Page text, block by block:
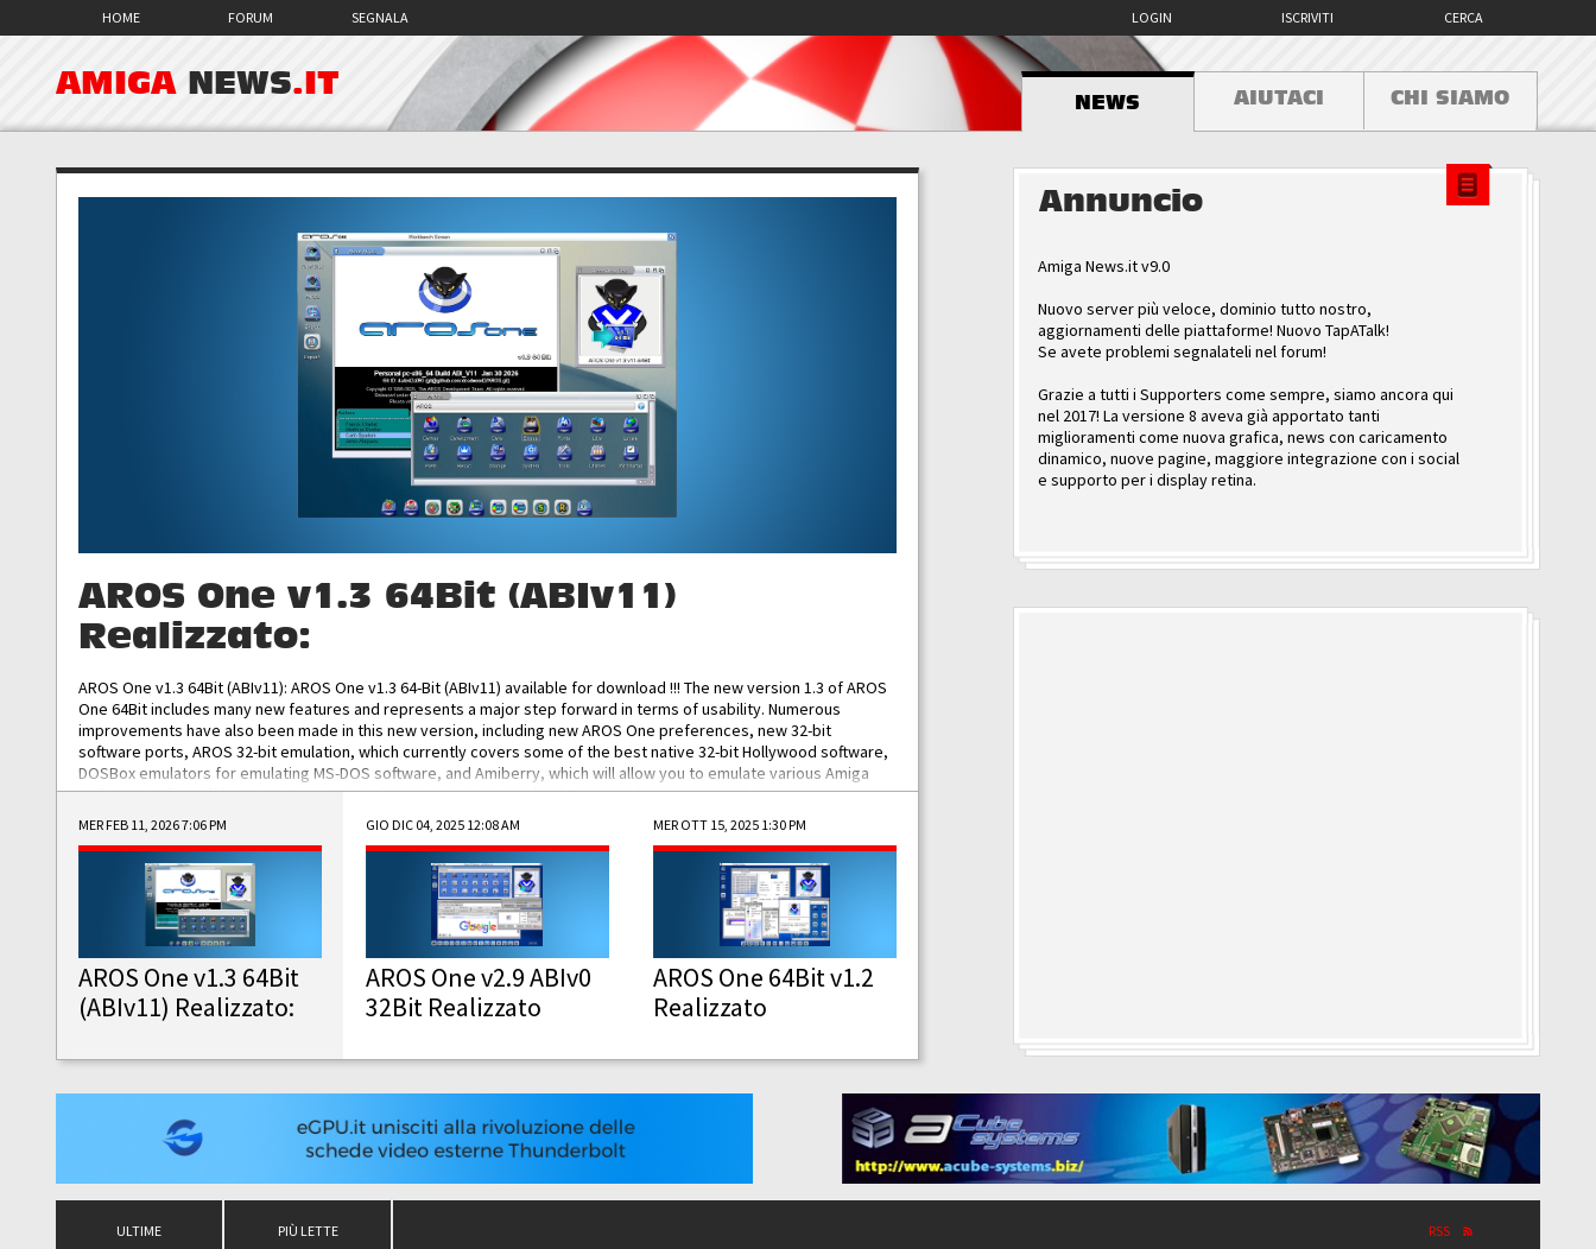
HOME FORUM SEGNALA CERCA
ISCRIVITI
LOGIN
AMIGA NEWS.IT
NEWS AIUTACI CHI SIAMO
AROS One v1.3 64Bit (ABIv11)
Realizzato:
AROS One v1.3 64Bit (ABIv11): AROS One v1.3 64-Bit (ABIv11) available for download !!! The new version 1.3 of AROS
One 64Bit includes many new features and represents a major step forward in terms of usability. Numerous
improvements have also been made in this new version, including new AROS One preferences, new 32-bit
software ports, AROS 32-bit emulation, which currently covers some of the best native 32-bit Hollywood software,
DOSBox emulators for emulating MS-DOS software, and Amiberry, which will allow you to emulate various Amiga
and AROS 68k models. AROS One v1.3 64-Bit-v11 ISO/IMG/: Download Functionalities: Improved...
MER FEB 11, 2026 7:06 PM
AROS One v1.3 64Bit
(ABIv11) Realizzato:
GIO DIC 04, 2025 12:08 AM
AROS One v2.9 ABIv0
32Bit Realizzato
MER OTT 15, 2025 1:30 PM
AROS One 64Bit v1.2
Realizzato
Annuncio
Amiga News.it v9.0
Nuovo server più veloce, dominio tutto nostro,
aggiornamenti delle piattaforme! Nuovo TapATalk!
Se avete problemi segnalateli nel forum!
Grazie a tutti i Supporters come sempre, siamo ancora qui
nel 2017! La versione 8 aveva già apportato tanti
miglioramenti come nuova grafica, news con caricamento
dinamico, nuove pagine, maggiore integrazione con i social
e supporto per i display retina.
ULTIME PIÙ LETTE RSS